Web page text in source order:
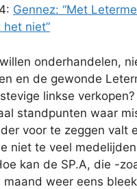
Gennez: “Met
het niet”
onderhandelen,
en de gewonde
linkse
standpunten waar
voor te zeggen valt
niet te veel
kan de SP.A, die -
maand weer eens